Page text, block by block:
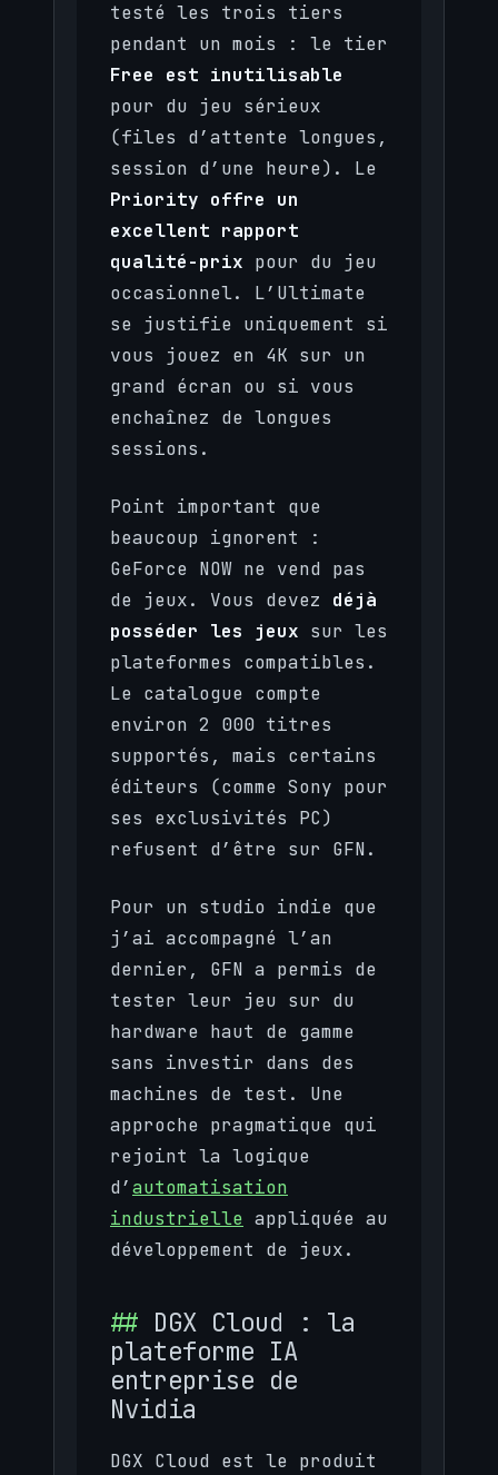
testé les trois tiers
pendant un mois : le tier
Free est inutilisable
pour du jeu sérieux
(files d’attente longues,
session d’une heure). Le
Priority offre un
excellent rapport
qualité-prix pour du jeu
occasionnel. L’Ultimate
se justifie uniquement si
vous jouez en 4K sur un
grand écran ou si vous
enchaînez de longues
sessions.
Point important que
beaucoup ignorent :
GeForce NOW ne vend pas
de jeux. Vous devez déjà
posséder les jeux sur les
plateformes compatibles.
Le catalogue compte
environ 2 000 titres
supportés, mais certains
éditeurs (comme Sony pour
ses exclusivités PC)
refusent d’être sur GFN.
Pour un studio indie que
j’ai accompagné l’an
dernier, GFN a permis de
tester leur jeu sur du
hardware haut de gamme
sans investir dans des
machines de test. Une
approche pragmatique qui
rejoint la logique
d’automatisation
industrielle appliquée au
développement de jeux.
DGX Cloud : la
plateforme IA
entreprise de
Nvidia
DGX Cloud est le produit